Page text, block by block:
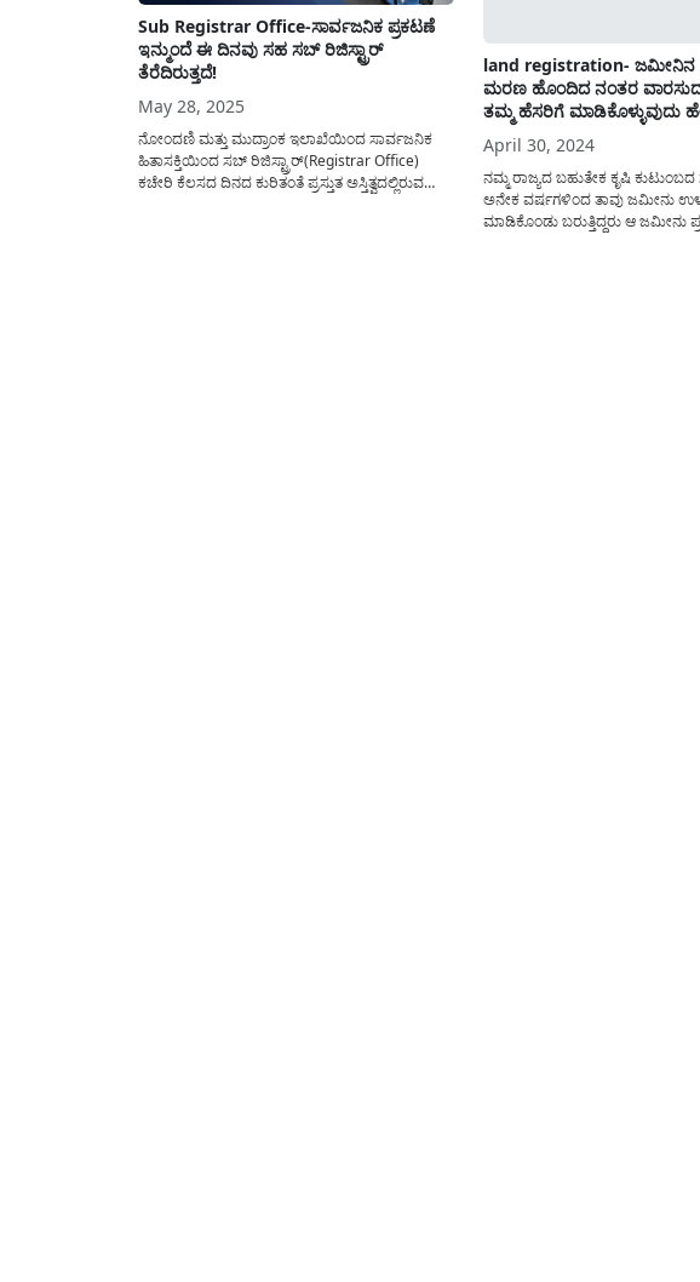
Sub Registrar Office-ಸಾರ್ವಜನಿಕ ಪ್ರಕಟಣೆ
ಇನ್ಮುಂದೆ ಈ ದಿನವು ಸಹ ಸಬ್ ರಿಜಿಸ್ಟ್ರಾರ್
ತೆರೆದಿರುತ್ತದೆ!
May 28, 2025
ನೋಂದಣಿ ಮತ್ತು ಮುದ್ರಾಂಕ ಇಲಾಖೆಯಿಂದ ಸಾರ್ವಜನಿಕ
ಹಿತಾಸಕ್ತಿಯಿಂದ ಸಬ್ ರಿಜಿಸ್ಟ್ರಾರ್(Registrar Office)
ಕಚೇರಿ ಕೆಲಸದ ದಿನದ ಕುರಿತಂತೆ ಪ್ರಸ್ತುತ ಅಸ್ತಿತ್ವದಲ್ಲಿರುವ
land registration- ಜಮೀನಿನ
ಮರಣ ಹೊಂದಿದ ನಂತರ
ತಮ್ಮ ಹೆಸರಿಗೆ ಮಾಡಿಕೊಳ್ಳುವುದು
April 30, 2024
ನಮ್ಮ ರಾಜ್ಯದ ಬಹುತೇಕ ಕೃಷಿ
ಅನೇಕ ವರ್ಷಗಳಿಂದ ತಾವು ಜಮೀನು
ಮಾಡಿಕೊಂಡು ಬರುತ್ತಿದ್ದರು ಆ ಜಮೀನು